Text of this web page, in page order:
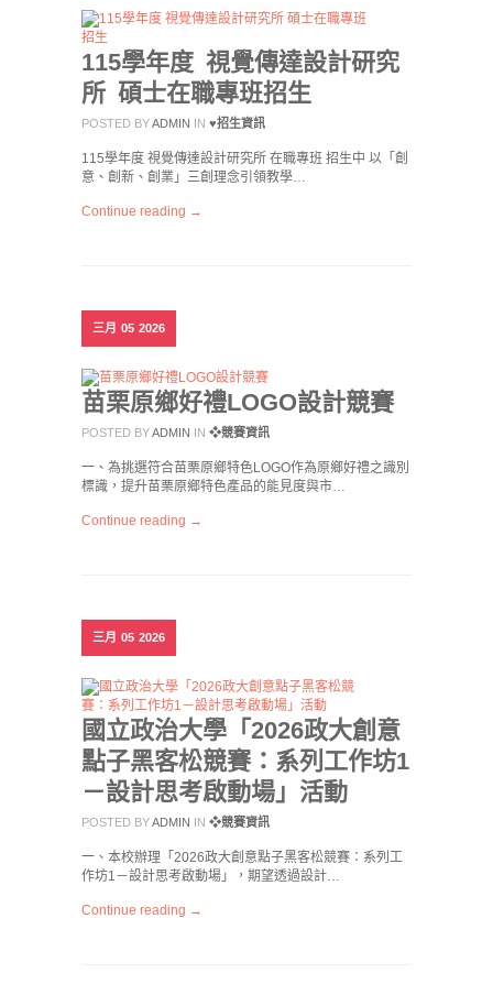
115學年度 視覺傳達設計研究
所 碩士在職專班招生
POSTED BYADMIN IN ♥招生資訊
115學年度 視覺傳達設計研究所 在職專班 招生中 以「創
意、創新、創業」三創理念引領教學…
Continue reading →
三月 05 2026
苗栗原鄉好禮LOGO設計競賽
POSTED BYADMIN IN ❖競賽資訊
一、為挑選符合苗栗原鄉特色LOGO作為原鄉好禮之識別
標識，提升苗栗原鄉特色產品的能見度與市…
Continue reading →
三月 05 2026
國立政治大學「2026政大創意
點子黑客松競賽：系列工作坊1
－設計思考啟動場」活動
POSTED BYADMIN IN ❖競賽資訊
一、本校辦理「2026政大創意點子黑客松競賽：系列工
作坊1－設計思考啟動場」，期望透過設計…
Continue reading →